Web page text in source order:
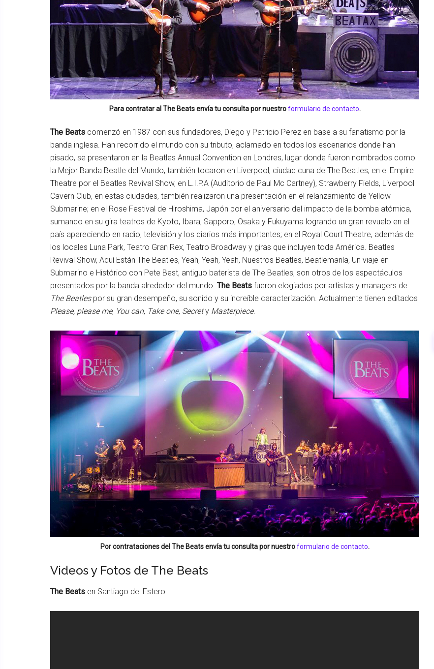
Para contratar al The Beatsenvía tu consulta por nuestroformulario de contacto.
The Beats comenzó en 1987 con sus fundadores, Diego y Patricio Perez en base a su fanatismo por la
banda inglesa. Han recorrido el mundo con su tributo, aclamado en todos los escenarios donde han
pisado, se presentaron en la Beatles Annual Convention en Londres, lugar donde fueron nombrados como
la Mejor Banda Beatle del Mundo, también tocaron en Liverpool, ciudad cuna de The Beatles, en el Empire
Theatre por el Beatles Revival Show, en L.I.P.A (Auditorio de Paul Mc Cartney), Strawberry Fields, Liverpool
Cavern Club, en estas ciudades, también realizaron una presentación en el relanzamiento de Yellow
Submarine; en el Rose Festival de Hiroshima, Japón por el aniversario del impacto de la bomba atómica,
sumando en su gira teatros de Kyoto, Ibara, Sapporo, Osaka y Fukuyama logrando un gran revuelo en el
país apareciendo en radio, televisión y los diarios más importantes; en el Royal Court Theatre, además de
los locales Luna Park, Teatro Gran Rex, Teatro Broadway y giras que incluyen toda América. Beatles
Revival Show, Aquí Están The Beatles, Yeah, Yeah, Yeah, Nuestros Beatles, Beatlemanía, Un viaje en
Submarino e Histórico con Pete Best, antiguo baterista de The Beatles, son otros de los espectáculos
presentados por la banda alrededor del mundo. The Beats fueron elogiados por artistas y managers de
The Beatlespor su gran desempeño, su sonido y su increíble caracterización. Actualmente tienen editados
Please, please me, You can, Take one, Secrety Masterpiece.
Por contrataciones del The Beatsenvía tu consulta por nuestroformulario de contacto.
Videos y Fotos de The Beats
The Beats en Santiago del Estero